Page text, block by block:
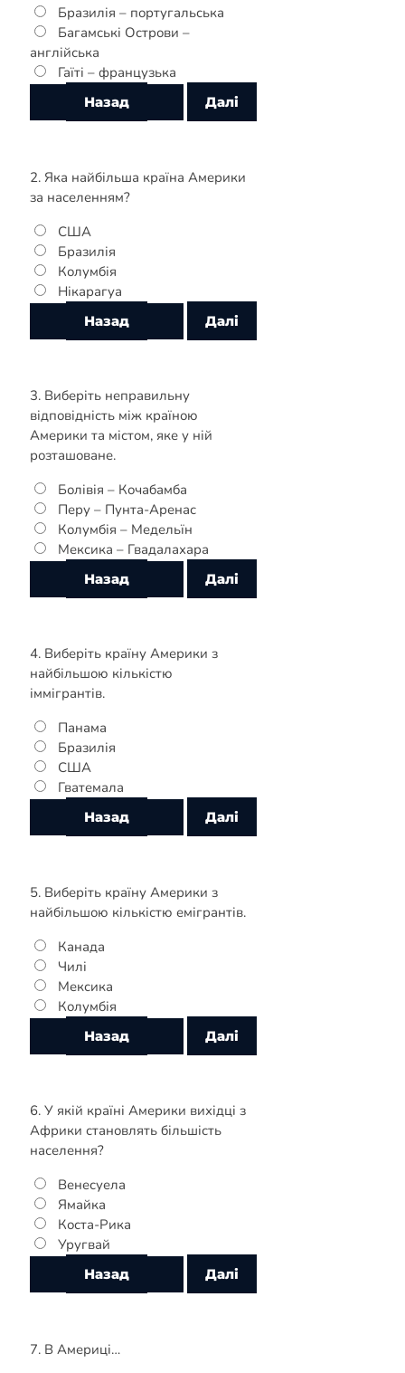
Бразилія – португальська
Багамські Острови –
англійська
Гаїті – французька
2. Яка найбільша країна Америки
за населенням?
США
Бразилія
Колумбія
Нікарагуа
3. Виберіть неправильну
відповідність між країною
Америки та містом, яке у ній
розташоване.
Болівія – Кочабамба
Перу – Пунта-Аренас
Колумбія – Медельїн
Мексика – Гвадалахара
4. Виберіть країну Америки з
найбільшою кількістю
іммігрантів.
Панама
Бразилія
США
Гватемала
5. Виберіть країну Америки з
найбільшою кількістю емігрантів.
Канада
Чилі
Мексика
Колумбія
6. У якій країні Америки вихідці з
Африки становлять більшість
населення?
Венесуела
Ямайка
Коста-Рика
Уругвай
7. В Америці…